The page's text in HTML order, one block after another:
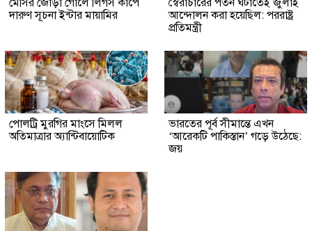
দারুণ সূচনা ইন্টার মায়ামির
আন্দোলন করা হয়েছিল: পররাষ্ট্র
প্রতিমন্ত্রী
পোলট্রি মুরগির মাংসে মিলল
অতিমাত্রার অ্যান্টিবায়োটিক
ভারতের পূর্ব সীমান্তে এখন
‘আরেকটি পাকিস্তান’ গড়ে উঠেছে:
জয়